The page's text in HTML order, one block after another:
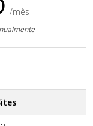
/mês